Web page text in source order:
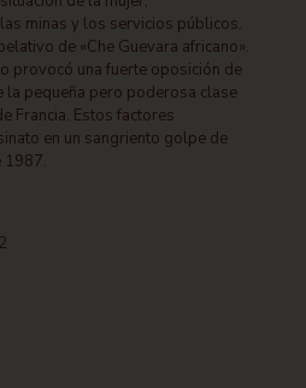
minas y los servicios públicos.
de «Che Guevara africano».
provocó una fuerte oposición de
pequeña pero poderosa clase
Francia. Estos factores
en un sangriento golpe de
1987.